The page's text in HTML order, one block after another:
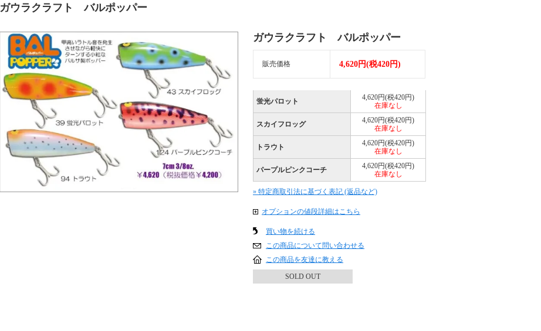
ガウラクラフト バルポッパー
ガウラクラフト バルポッパー
販売価格 4,620円(税420円)
蛍光パロット
4,620円(税420円)
在庫なし
スカイフロッグ
4,620円(税420円)
在庫なし
トラウト
4,620円(税420円)
在庫なし
パープルピンクコーチ
4,620円(税420円)
在庫なし
» 特定商取引法に基づく表記 (返品など)
オプションの値段詳細はこちら
買い物を続ける
この商品について問い合わせる
この商品を友達に教える
SOLD OUT